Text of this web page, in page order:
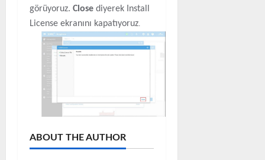
görüyoruz. Close diyerek Install
License ekranını kapatıyoruz.
ABOUT THE AUTHOR